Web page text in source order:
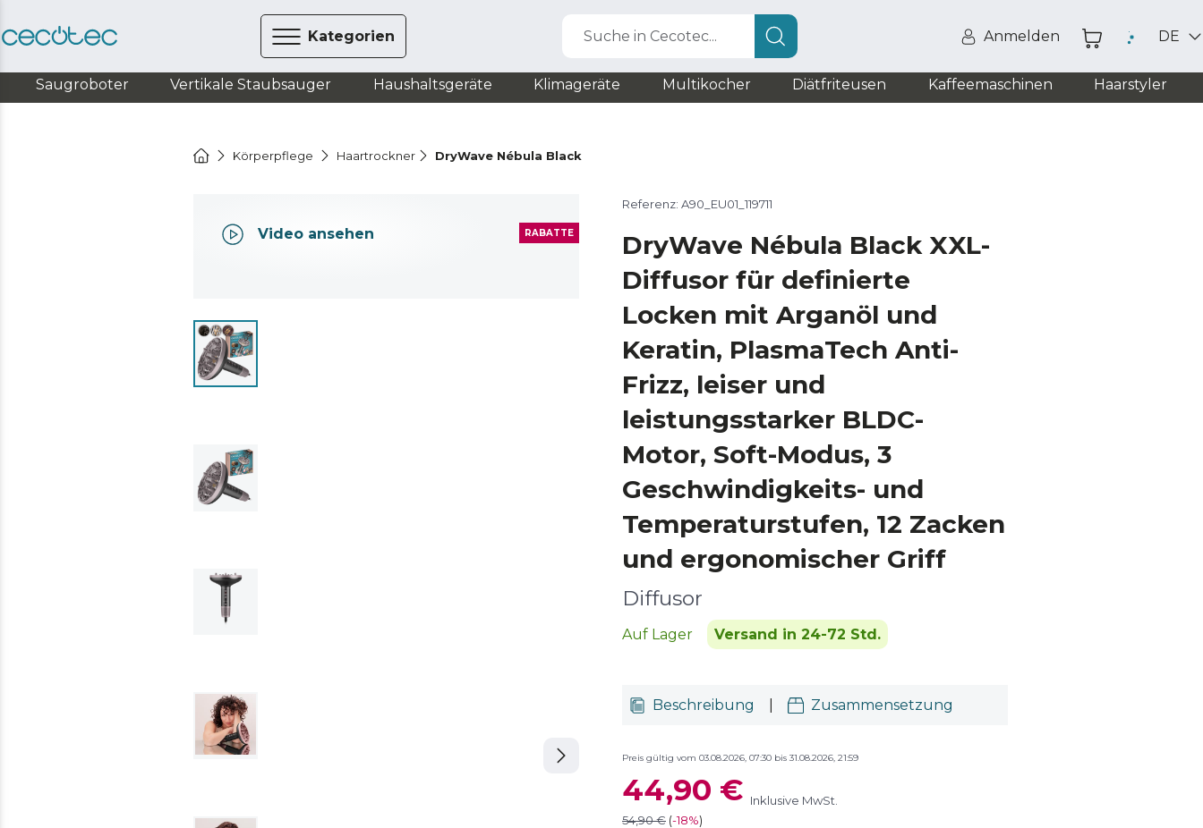
Kategorien Suche in Cecotec... Anmelden DE
Saugroboter Vertikale Staubsauger Haushaltsgeräte Klimageräte Multikocher Diätfriteusen Kaffeemaschinen Haarstyler
Körperpflege Haartrockner DryWave Nébula Black
Video ansehen RABATTE
Referenz: A90_EU01_119711
DryWave Nébula Black XXL-
Diffusor für definierte
Locken mit Arganöl und
Keratin, PlasmaTech Anti-
Frizz, leiser und
leistungsstarker BLDC-
Motor, Soft-Modus, 3
Geschwindigkeits- und
Temperaturstufen, 12 Zacken
und ergonomischer Griff
Diffusor
Auf Lager Versand in 24-72 Std.
Beschreibung Zusammensetzung
Preis gültig vom 03.08.2026, 07:30 bis 31.08.2026, 21:59
44,90 € Inklusive MwSt.
54,90 € (-18%)